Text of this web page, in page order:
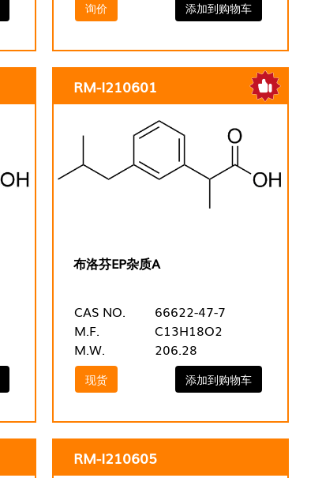
询价 添加到购物车
RM-I210601
布洛芬EP杂质A
CAS NO.
66622-47-7
M.F.
C13H18O2
M.W.
206.28
现货 添加到购物车
RM-I210605